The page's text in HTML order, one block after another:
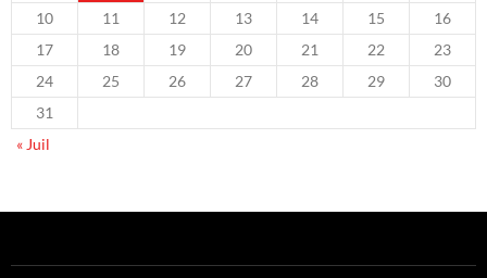
10
11 12 13 14 15
16
17
18 19 20 21 22
23
24
25 26 27 28 29
30
31
« Juil